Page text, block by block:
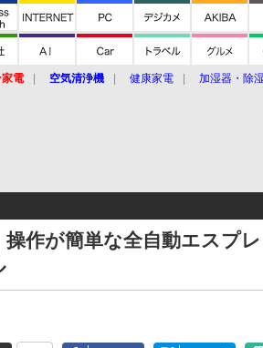
電 空気清浄機 健康家電 加湿器・除
操作が簡単な全自動エスプ